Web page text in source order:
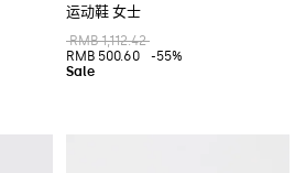
运动鞋 女士
RMB 1,112.42
RMB 500.60
-55%